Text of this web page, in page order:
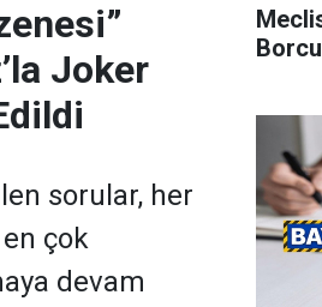
Joker
sorular, her
çok
devam